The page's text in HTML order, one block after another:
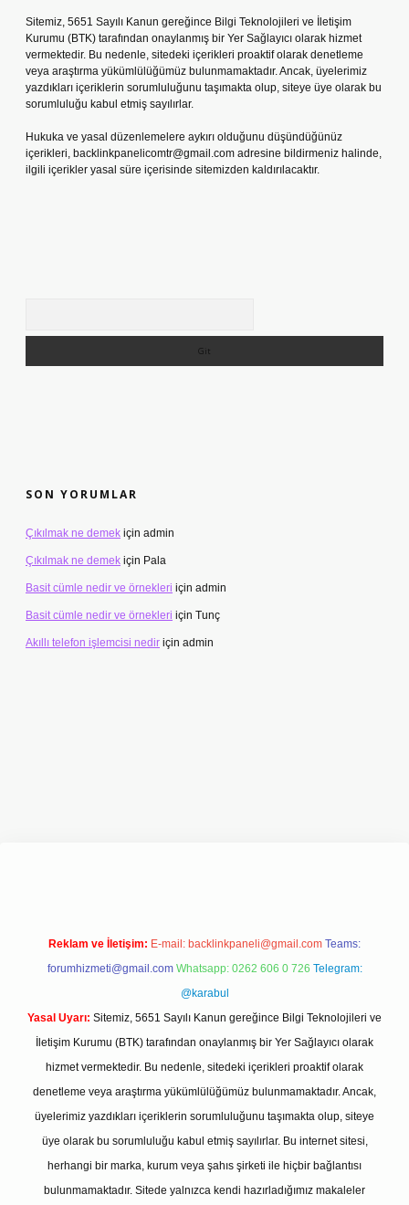
Sitemiz, 5651 Sayılı Kanun gereğince Bilgi Teknolojileri ve İletişim
Kurumu (BTK) tarafından onaylanmış bir Yer Sağlayıcı olarak hizmet
vermektedir. Bu nedenle, sitedeki içerikleri proaktif olarak denetleme
veya araştırma yükümlülüğümüz bulunmamaktadır. Ancak, üyelerimiz
yazdıkları içeriklerin sorumluluğunu taşımakta olup, siteye üye olarak bu
sorumluluğu kabul etmiş sayılırlar.
Hukuka ve yasal düzenlemelere aykırı olduğunu düşündüğünüz
içerikleri, backlinkpanelicomtr@gmail.com adresine bildirmeniz halinde,
ilgili içerikler yasal süre içerisinde sitemizden kaldırılacaktır.
SON YORUMLAR
Çıkılmak ne demek için admin
Çıkılmak ne demek için Pala
Basit cümle nedir ve örnekleri için admin
Basit cümle nedir ve örnekleri için Tunç
Akıllı telefon işlemcisi nedir için admin
Reklam ve İletişim: E-mail: backlinkpaneli@gmail.com Teams:
forumhizmeti@gmail.com Whatsapp: 0262 606 0 726 Telegram:
@karabul
Yasal Uyarı: Sitemiz, 5651 Sayılı Kanun gereğince Bilgi Teknolojileri ve
İletişim Kurumu (BTK) tarafından onaylanmış bir Yer Sağlayıcı olarak
hizmet vermektedir. Bu nedenle, sitedeki içerikleri proaktif olarak
denetleme veya araştırma yükümlülüğümüz bulunmamaktadır. Ancak,
üyelerimiz yazdıkları içeriklerin sorumluluğunu taşımakta olup, siteye
üye olarak bu sorumluluğu kabul etmiş sayılırlar. Bu internet sitesi,
herhangi bir marka, kurum veya şahıs şirketi ile hiçbir bağlantısı
bulunmamaktadır. Sitede yalnızca kendi hazırladığımız makaleler